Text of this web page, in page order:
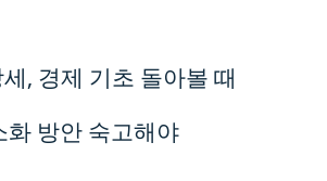
, 경제 기초 돌아볼 때
화 방안 숙고해야